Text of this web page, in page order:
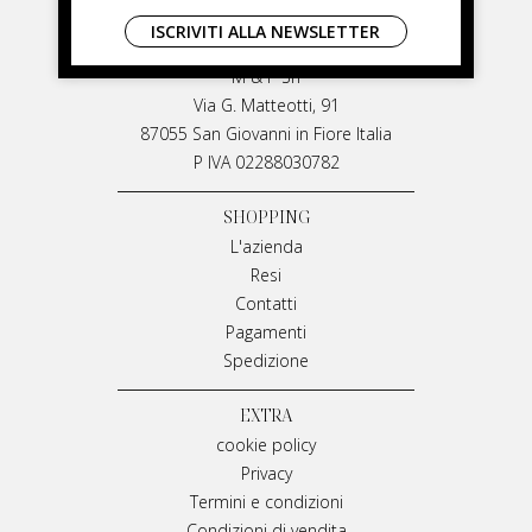
LIVIANA MIRARCHI
M & P Srl
Via G. Matteotti, 91
87055 San Giovanni in Fiore Italia
P IVA 02288030782
SHOPPING
L'azienda
Resi
Contatti
Pagamenti
Spedizione
EXTRA
cookie policy
Privacy
Termini e condizioni
ISCRIVITI ALLA NEWSLETTER